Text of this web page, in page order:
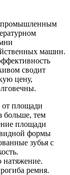
промышленным
машин.
сводит
цену,
от площади
больше, тем
площади
формы
зубья с
натяжение.
ремня.